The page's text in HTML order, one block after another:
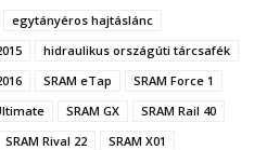
egytányéros hajtáslánc
hidraulikus országúti tárcsafék
SRAM eTap
SRAM Force 1
SRAM GX
SRAM Rail 40
SRAM Rival 22
SRAM X01